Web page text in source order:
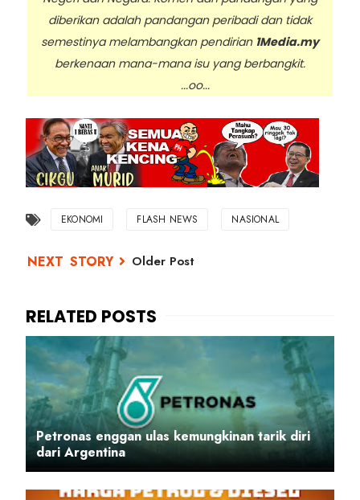
diberikan adalah pandangan peribadi dan tidak
semestinya melambangkan pendirian 1Media.my
berkenaan mana-mana isu yang berbangkit.
...oo...
EKONOMI FLASH NEWS NASIONAL
Older Post
Petronas enggan ulas kemungkinan tarik diri
dari Argentina